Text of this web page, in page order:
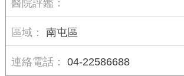
南屯區
04-22586688